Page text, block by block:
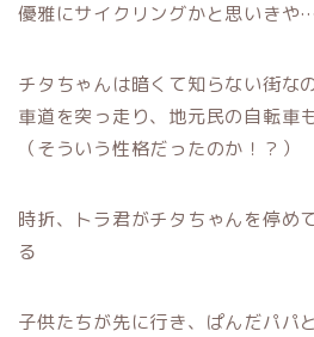
優雅にサイクリングかと思いきや…
チタちゃんは暗くて知らない街な
車道を突っ走り、地元民の自転車
（そういう性格だったのか！？）
時折、トラ君がチタちゃんを停め
る
子供たちが先に行き、ぱんだパパ